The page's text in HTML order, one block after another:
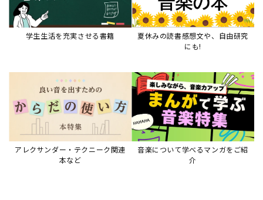
学生生活を充実させる書籍
夏休みの読書感想文や、自由研究
にも!
アレクサンダー・テクニーク関連
本など
音楽について学べるマンガをご紹
介